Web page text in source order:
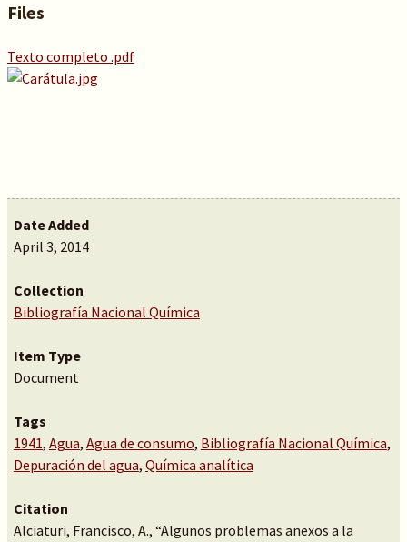
Files
Texto completo .pdf
Date Added
April 3, 2014
Collection
Bibliografía Nacional Química
Item Type
Document
Tags
1941, Agua, Agua de consumo, Bibliografía Nacional Química,
Depuración del agua, Química analítica
Citation
Alciaturi, Francisco, A., “Algunos problemas anexos a la